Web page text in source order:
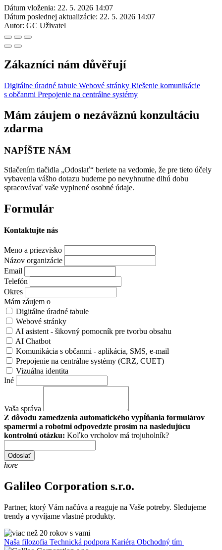
Dátum vloženia: 22. 5. 2026 14:07
Dátum poslednej aktualizácie: 22. 5. 2026 14:07
Autor: GC Uživatel
Zákazníci nám důvěřují
Digitálne úradné tabule Webové stránky Riešenie komunikácie
s občanmi Prepojenie na centrálne systémy
Mám záujem o nezáväznú konzultáciu
zdarma
NAPÍŠTE NÁM
Stlačením tlačidla „Odoslať“ beriete na vedomie, že pre tieto účely
vybavenia vášho dotazu budeme po nevyhnutne dlhú dobu
spracovávať vaše vyplnené osobné údaje.
Formulár
Kontaktujte nás
Meno a priezvisko
Názov organizácie
Email
Telefón
Okres
Mám záujem o
Digitálne úradné tabule
Webové stránky
AI asistent - šikovný pomocník pre tvorbu obsahu
AI Chatbot
Komunikácia s občanmi - aplikácia, SMS, e-mail
Prepojenie na centrálne systémy (CRZ, CUET)
Vizuálna identita
Iné
Vaša správa
Z dôvodu zamedzenia automatického vypĺňania formulárov
spamermi a robotmi odpovedzte prosím na nasledujúcu
kontrolnú otázku: Koľko vrcholov má trojuholník?
Odoslať
hore
Galileo Corporation s.r.o.
Partner, ktorý Vám načúva a reaguje na Vaše potreby. Sledujeme
trendy a vyvíjame vlastné produkty.
Naša filozofia Technická podpora Kariéra Obchodný tím